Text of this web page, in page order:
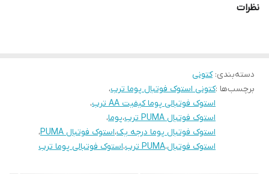
نظرات
دسته‌بندی:کتونی
برچسب‌ها :کتونی استوک فوتبال پوما ترب،
استوک فوتبالی پوما کیفیت AA ترب
،
استوک فوتبال PUMA ترب
،پوما،
استوک فوتبال پوما درجه یک،استوک فوتبال PUMA
،
استوک فوتبال،PUMA ترب ،استوک فوتبالی پوما ترب